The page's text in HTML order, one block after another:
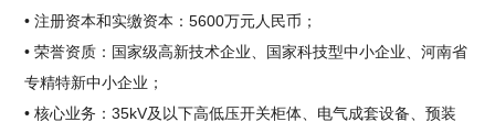
• 注册资本和实缴资本：5600万元人民币；
• 荣誉资质：国家级高新技术企业、国家科技型中小企业、河南省
专精特新中小企业；
• 核心业务：35kV及以下高低压开关柜体、电气成套设备、预装